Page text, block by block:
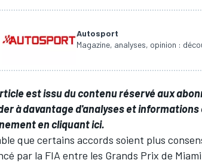
Autosport
Magazine, analyses, opinion :
est issu du contenu réservé aux
à davantage d'analyses et
encliquant ici.
que certains accords soient plus
par la FIA entre les Grands Prix de